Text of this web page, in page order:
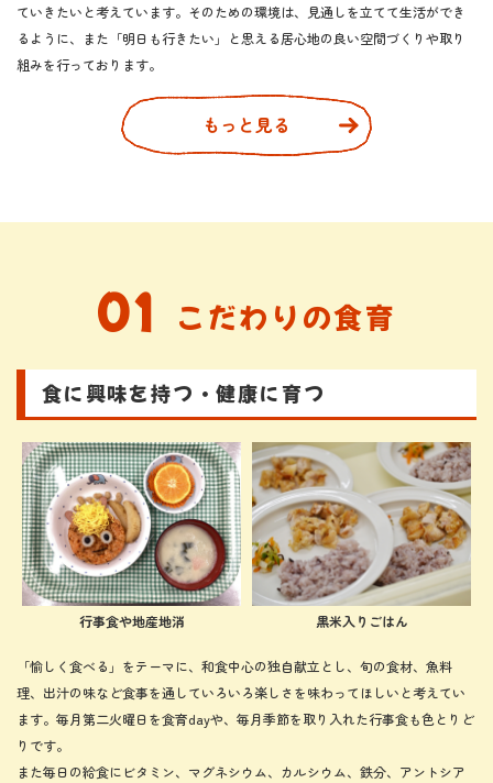
ていきたいと考えています。そのための環境は、見通しを立てて生活ができ
るように、また「明日も行きたい」と思える居心地の良い空間づくりや取り
組みを行っております。
もっと見る
01 こだわりの食育
食に興味を持つ・健康に育つ
行事食や地産地消 黒米入りごはん
「愉しく食べる」をテーマに、和食中心の独自献立とし、旬の食材、魚料
理、出汁の味など食事を通していろいろ楽しさを味わってほしいと考えてい
ます。毎月第二火曜日を食育dayや、毎月季節を取り入れた行事食も色とりど
りです。
また毎日の給食にビタミン、マグネシウム、カルシウム、鉄分、アントシア